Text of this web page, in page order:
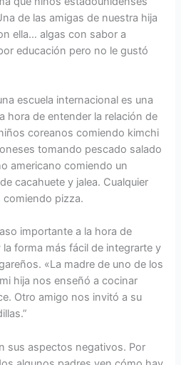
de las amigas de nuestra hija
ella… algas con sabor a
educación pero no le gustó
escuela internacional es una
hora de entender la relación de
coreanos comiendo kimchi
tomando pescado salado
americano comiendo un
cacahuete y jalea. Cualquier
pizza.
importante a la hora de
forma más fácil de integrarte y
«La madre de uno de los
hija nos enseñó a cocinar
Otro amigo nos invitó a su
sus aspectos negativos. Por